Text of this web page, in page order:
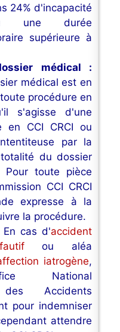
24% d'incapacité
une durée
supérieure à
médical :
médical est en
procédure en
s'agisse d'une
en CCI CRCI ou
par la
du dossier
Pour toute pièce
CCI CRCI
expresse à la
la procédure.
En cas d'accident
ou aléa
iatrogène,
National
des Accidents
pour indemniser
attendre